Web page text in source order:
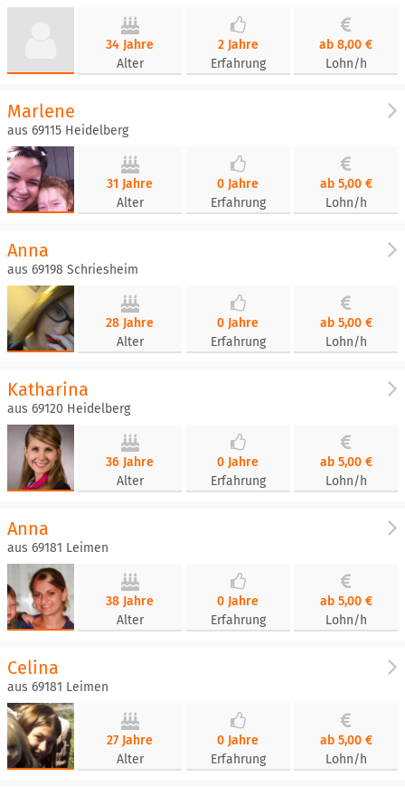
34 Jahre
Alter
2 Jahre
Erfahrung
ab 8,00 €
Lohn/h
Marlene
aus 69115 Heidelberg
31 Jahre
Alter
0 Jahre
Erfahrung
ab 5,00 €
Lohn/h
Anna
aus 69198 Schriesheim
28 Jahre
Alter
0 Jahre
Erfahrung
ab 5,00 €
Lohn/h
Katharina
aus 69120 Heidelberg
36 Jahre
Alter
0 Jahre
Erfahrung
ab 5,00 €
Lohn/h
Anna
aus 69181 Leimen
38 Jahre
Alter
0 Jahre
Erfahrung
ab 5,00 €
Lohn/h
Celina
aus 69181 Leimen
27 Jahre
Alter
0 Jahre
Erfahrung
ab 5,00 €
Lohn/h